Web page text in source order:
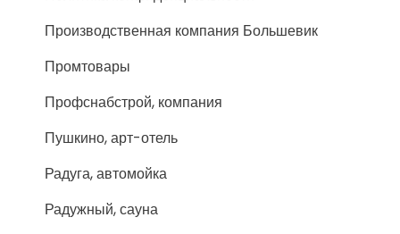
Производственная компания Большевик
Промтовары
Профснабстрой, компания
Пушкино, арт-отель
Радуга, автомойка
Радужный, сауна